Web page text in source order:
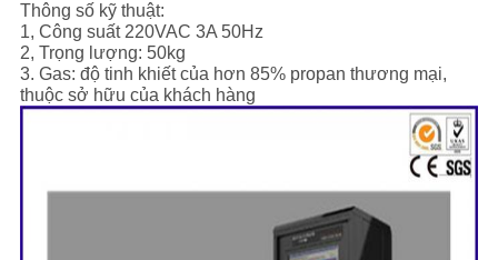
Thông số kỹ thuật:
1, Công suất 220VAC 3A 50Hz
2, Trọng lượng: 50kg
3. Gas: độ tinh khiết của hơn 85% propan thương mại,
thuộc sở hữu của khách hàng